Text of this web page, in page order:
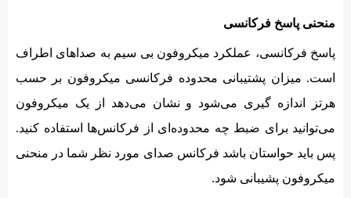
منحنی پاسخ فرکانسی
پاسخ فرکانسی، عملکرد میکروفون بی سیم به صداهای اطراف
است. میزان پشتیبانی محدوده فرکانسی میکروفون بر حسب
هرتز اندازه گیری می‌شود و نشان می‌دهد از یک میکروفون
می‌توانید برای ضبط چه محدوده‌‌ای از فرکانس‌ها استفاده کنید.
پس باید حواستان باشد فرکانس صدای مورد نظر شما در منحنی
میکروفون پشیبانی شود.